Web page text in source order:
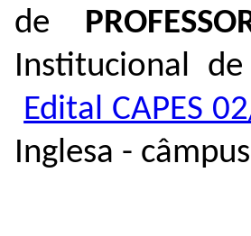
de
Institucional
Edital CAPES
Inglesa -